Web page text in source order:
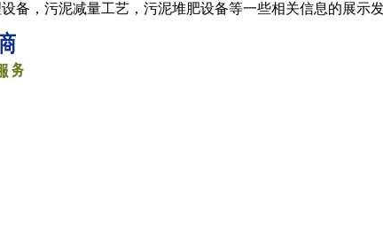
设备，污泥减量工艺，污泥堆肥设备等一些相关信息的展示